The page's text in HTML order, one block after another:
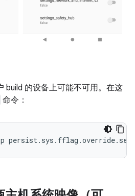
build 的设备上可能不可用。在这
命令：